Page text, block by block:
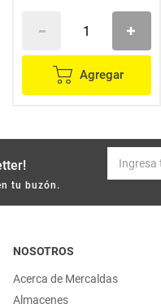
Agregar
tu buzón.
NOSOTROS
Acerca de Mercaldas
Almacenes